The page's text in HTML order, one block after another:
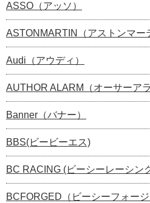
ASSO（アッソ）
ASTONMARTIN（アストンマー
Audi（アウディ）
AUTHOR ALARM（オーサーアラ
Banner（バナー）
BBS(ビービーエス)
BC RACING (ビーシーレーシン
BCFORGED（ビーシーフォージ